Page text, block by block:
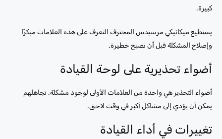
كبيرة.
يستطيع ميكانيكي مرسيدس المحترف التعرف على هذه العلامات مبكرًا
وإصلاح المشكلة قبل أن تصبح خطيرة.
أضواء تحذيرية على لوحة القيادة
أضواء التحذير هي واحدة من العلامات الأولى لوجود مشكلة. تجاهلهم
يمكن أن يؤدي إلى مشاكل أكبر في وقت لاحق.
تغييرات في أداء القيادة